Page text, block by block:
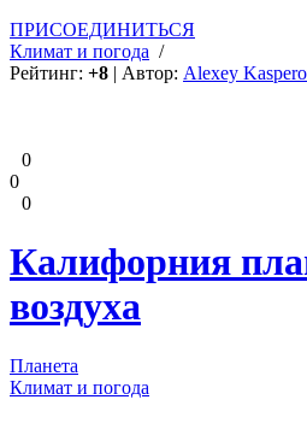
ПРИСОЕДИНИТЬСЯ
Климат и погода /
Рейтинг: +8 | Автор: Alexey
0
0
0
Калифорния
воздуха
Планета
Климат и погода